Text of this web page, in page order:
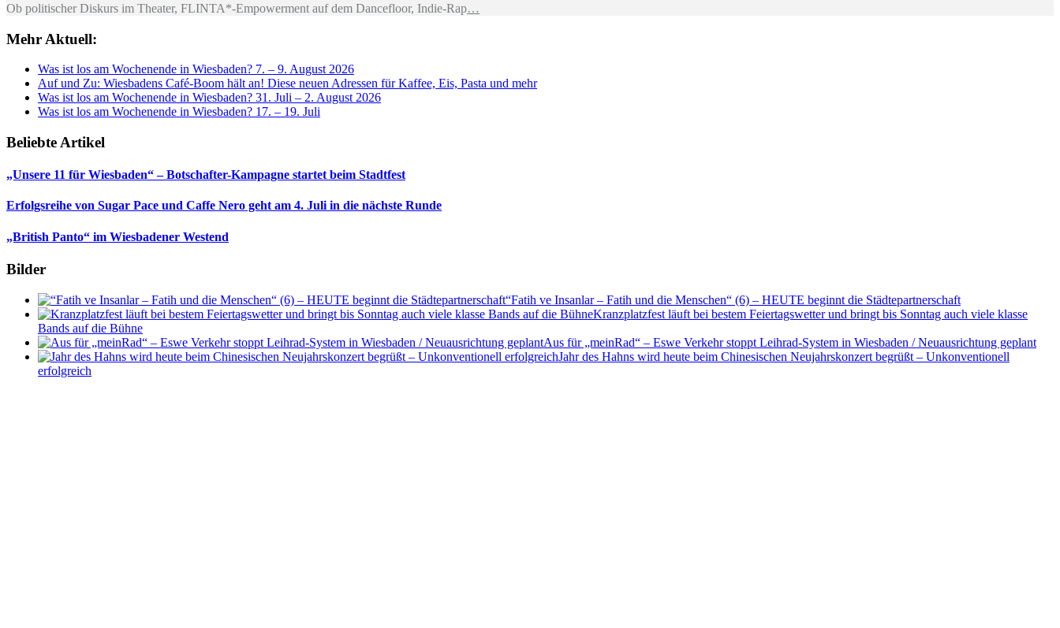
Ob politischer Diskurs im Theater, FLINTA*-Empowerment auf dem Dancefloor, Indie-Rap…
Mehr Aktuell:
Was ist los am Wochenende in Wiesbaden? 7. – 9. August 2026
Auf und Zu: Wiesbadens Café-Boom hält an! Diese neuen Adressen für Kaffee, Eis, Pasta und mehr
Was ist los am Wochenende in Wiesbaden? 31. Juli – 2. August 2026
Was ist los am Wochenende in Wiesbaden? 17. – 19. Juli
Beliebte Artikel
„Unsere 11 für Wiesbaden“ – Botschafter-Kampagne startet beim Stadtfest
Erfolgsreihe von Sugar Pace und Caffe Nero geht am 4. Juli in die nächste Runde
„British Panto“ im Wiesbadener Westend
Bilder
“Fatih ve Insanlar – Fatih und die Menschen“ (6) – HEUTE beginnt die Städtepartnerschaft
Kranzplatzfest läuft bei bestem Feiertagswetter und bringt bis Sonntag auch viele klasse
Bands auf die Bühne
Aus für „meinRad“ – Eswe Verkehr stoppt Leihrad-System in Wiesbaden / Neuausrichtung geplant
Jahr des Hahns wird heute beim Chinesischen Neujahrskonzert begrüßt – Unkonventionell
erfolgreich